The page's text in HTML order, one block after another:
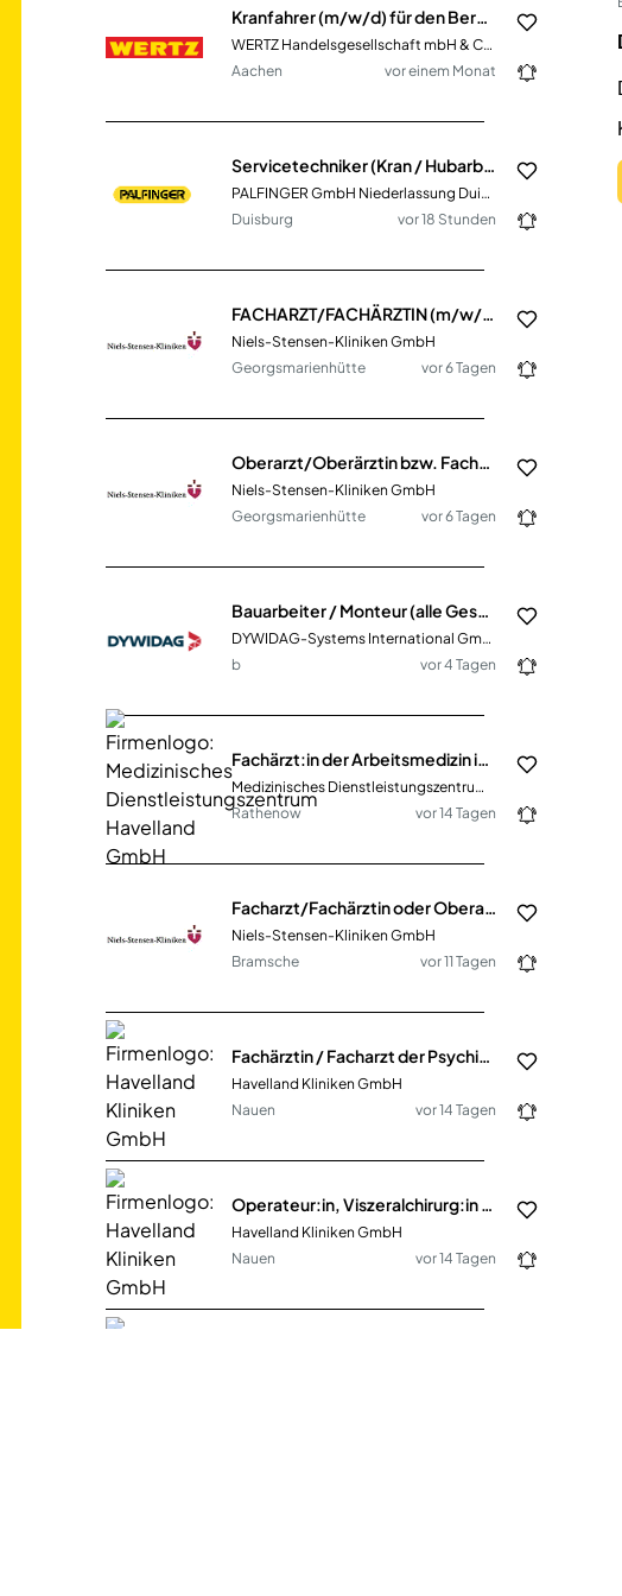
Kranfahrer (m/w/d) für den Bereich Faltkrane / Mobilbaukrane
WERTZ Handelsgesellschaft mbH & Co. KG
Aachen
vor einem Monat
Servicetechniker (Kran / Hubarbeitsbühne / Fahrzeugaufbau) (m/w/d)
PALFINGER GmbH Niederlassung Duisburg
Duisburg
vor 18 Stunden
FACHARZT/FACHÄRZTIN (m/w/d) für das MVZ I Onkologie, Hämatologie und Thoraxonkologie
Niels-Stensen-Kliniken GmbH
Georgsmarienhütte
vor 6 Tagen
Oberarzt/Oberärztin bzw. Facharzt/Fachärztin (m/w/d) für die Klinik für Internistische Onkologie und Hämatologie
Niels-Stensen-Kliniken GmbH
Georgsmarienhütte
vor 6 Tagen
Bauarbeiter / Monteur (alle Geschlechtsidentitäten)
DYWIDAG-Systems International GmbH
b
vor 4 Tagen
Fachärzt:in der Arbeitsmedizin im Westhavelland (MDZ-240)
Medizinisches Dienstleistungszentrum Havelland GmbH
Rathenow
vor 14 Tagen
Facharzt/Fachärztin oder Oberarzt/Oberärztin (m/w/d) für die Klinik für Psychosomatische Medizin und Psychotherapie zum 01.09.2026
Niels-Stensen-Kliniken GmbH
Bramsche
vor 11 Tagen
Fachärztin / Facharzt der Psychiatrie (m/w/d) am Klinikstandort Nauen (HKG-744)
Havelland Kliniken GmbH
Nauen
vor 14 Tagen
Havelland Kliniken GmbH
Nauen
vor 14 Tagen